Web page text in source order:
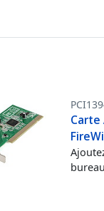
Carte